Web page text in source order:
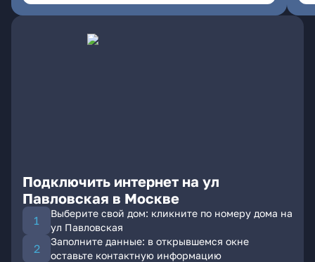
Подключить интернет на ул
Павловская в Москве
Выберите свой дом: кликните по номеру дома на
ул Павловская
Заполните данные: в открывшемся окне
оставьте контактную информацию